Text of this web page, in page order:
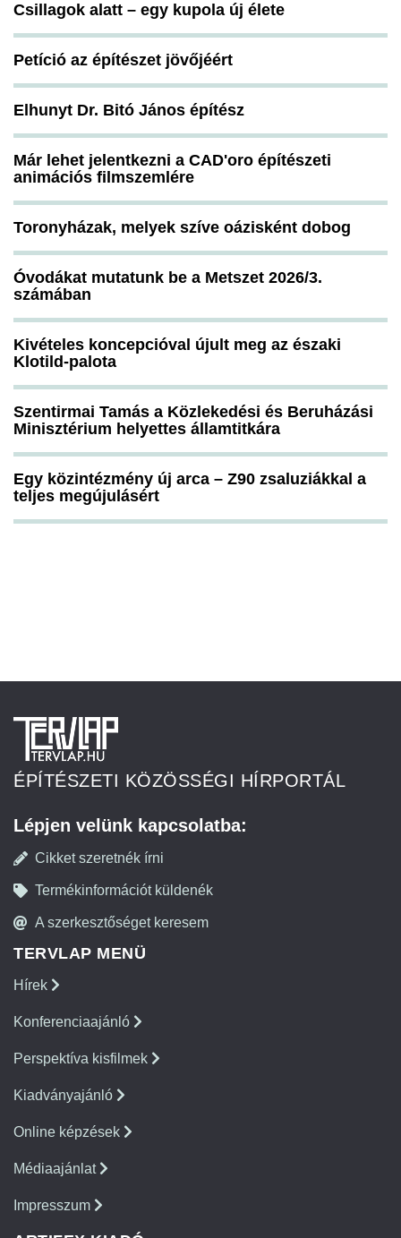
Csillagok alatt – egy kupola új élete
Petíció az építészet jövőjéért
Elhunyt Dr. Bitó János építész
Már lehet jelentkezni a CAD'oro építészeti
animációs filmszemlére
Toronyházak, melyek szíve oázisként dobog
Óvodákat mutatunk be a Metszet 2026/3.
számában
Kivételes koncepcióval újult meg az északi
Klotild-palota
Szentirmai Tamás a Közlekedési és Beruházási
Minisztérium helyettes államtitkára
Egy közintézmény új arca – Z90 zsaluziákkal a
teljes megújulásért
ÉPÍTÉSZETI KÖZÖSSÉGI HÍRPORTÁL
Lépjen velünk kapcsolatba:
Cikket szeretnék írni
Termékinformációt küldenék
A szerkesztőséget keresem
TERVLAP MENÜ
Hírek
Konferenciaajánló
Perspektíva kisfilmek
Kiadványajánló
Online képzések
Médiaajánlat
Impresszum